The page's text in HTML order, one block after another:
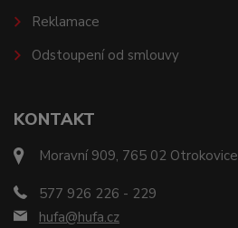
KONTAKT
Moravní 909, 765 02 Otrokovice
577 926 226 - 229
hufa@hufa.cz
Reklamace
Odstoupení od smlouvy